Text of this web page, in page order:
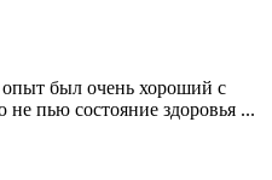
был очень хороший с
пью состояние здоровья ...